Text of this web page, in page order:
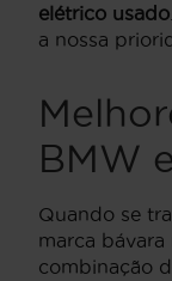
elétrico usado
a nossa
BMW
Quando se
marca
combinação